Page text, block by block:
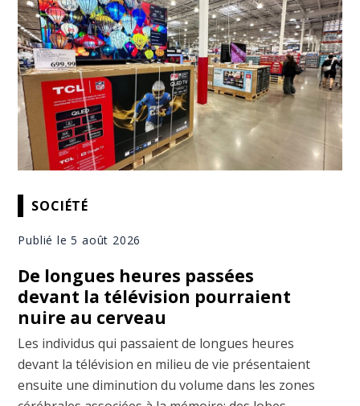
SOCIÉTÉ
Publié le 5 août 2026
De longues heures passées
devant la télévision pourraient
nuire au cerveau
Les individus qui passaient de longues heures
devant la télévision en milieu de vie présentaient
ensuite une diminution du volume dans les zones